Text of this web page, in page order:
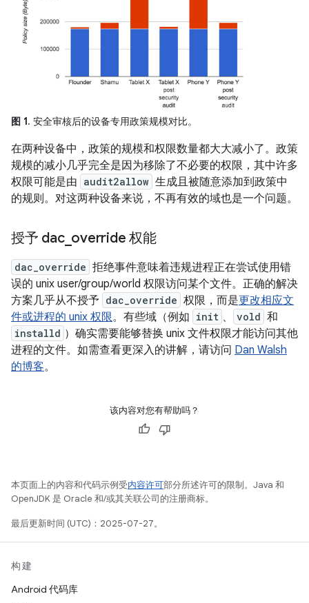
图 1. 安全审核后的设备专用政策规模对比。
在两种设备中，政策的规模和权限数量都大大减小了。政策
规模的减小几乎完全是因为移除了不必要的权限，其中许多
权限可能是由 audit2allow 生成且被随意添加到政策中
的规则。对这两种设备来说，不再有效的域也是一个问题。
授予 dac_ override 权能
dac_override 拒绝事件意味着违规进程正在尝试使用错
误的 unix user/group/world 权限访问某个文件。正确的解决
方案几乎从不授予 dac_override 权限，而是更改相应文
件或进程的 unix 权限。有些域（例如 init 、 vold 和
installd ）确实需要能够替换 unix 文件权限才能访问其他
进程的文件。如需查看更深入的讲解，请访问 Dan Walsh
的博客。
该内容对您有帮助吗？
本页面上的内容和代码示例受内容许可部分所述许可的限制。Java 和
OpenJDK 是 Oracle 和/或其关联公司的注册商标。
最后更新时间 (UTC)：2025-07-27。
构建
Android 代码库